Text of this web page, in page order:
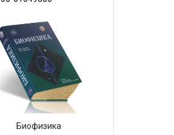
Биофизика